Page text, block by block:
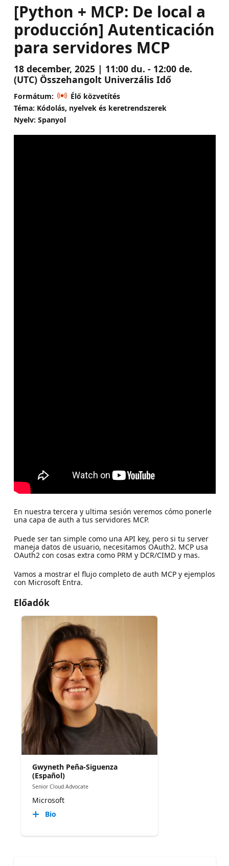
[Python + MCP: De local a
producción] Autenticación
para servidores MCP
18 december, 2025 | 11:00 du. - 12:00 de.
(UTC) Összehangolt Univerzális Idő
Formátum:
Élő közvetítés
Téma: Kódolás, nyelvek és keretrendszerek
Nyelv: Spanyol
En nuestra tercera y ultima sesión veremos cómo ponerle
una capa de auth a tus servidores MCP.
Puede ser tan simple como una API key, pero si tu server
maneja datos de usuario, necesitamos OAuth2. MCP usa
OAuth2 con cosas extra como PRM y DCR/CIMD y mas.
Vamos a mostrar el flujo completo de auth MCP y ejemplos
con Microsoft Entra.
Előadók
Gwyneth Peña-Siguenza
(Español)
Senior Cloud Advocate
Microsoft
Bio